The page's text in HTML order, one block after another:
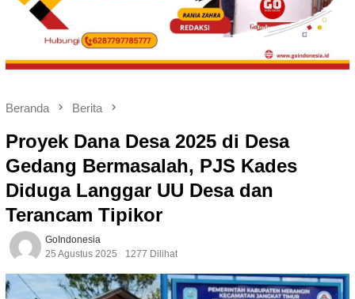
Beranda Berita
Proyek Dana Desa 2025 di Desa
Gedang Bermasalah, PJS Kades
Diduga Langgar UU Desa dan
Terancam Tipikor
GoIndonesia
25 Agustus 2025
1277 Dilihat